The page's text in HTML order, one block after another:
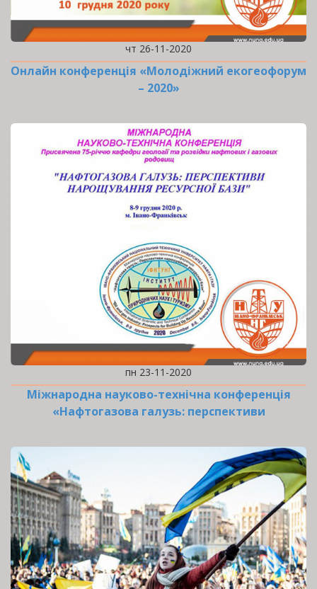
чт 26-11-2020
Онлайн конференція «Молодіжний екогеофорум
– 2020»
пн 23-11-2020
Міжнародна науково-технічна конференція
«Нафтогазова галузь: перспективи